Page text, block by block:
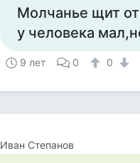
Молчанье щит от
у человека
9 лет 0 0
Иван Степанов